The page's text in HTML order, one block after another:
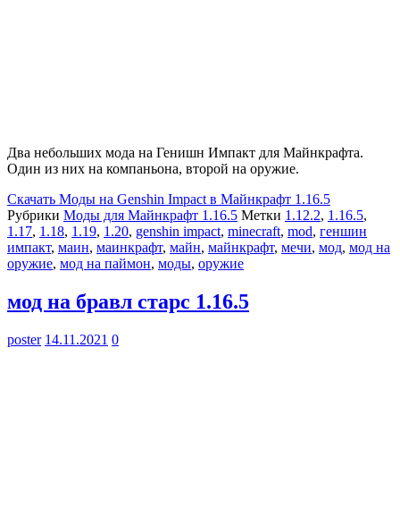
Два небольших мода на Генишн Импакт для Майнкрафта.
Один из них на компаньона, второй на оружие.
Скачать Моды на Genshin Impact в Майнкрафт 1.16.5
Рубрики Моды для Майнкрафт 1.16.5 Метки 1.12.2, 1.16.5,
1.17, 1.18, 1.19, 1.20, genshin impact, minecraft, mod, геншин
импакт, маин, маинкрафт, майн, майнкрафт, мечи, мод, мод на
оружие, мод на паймон, моды, оружие
мод на бравл старс 1.16.5
poster 14.11.2021 0